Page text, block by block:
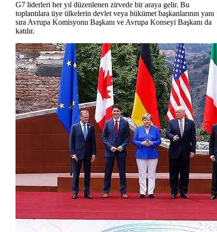
G7 liderleri her yıl düzenlenen zirvede bir araya gelir. Bu
toplantılara üye ülkelerin devlet veya hükümet başkanlarının yanı
sıra Avrupa Komisyonu Başkanı ve Avrupa Konseyi Başkanı da
katılır.